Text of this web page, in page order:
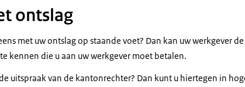
ontslag
met uw ontslag op staande voet? Dan kan uw werkgever
kennen die u aan uw werkgever moet betalen.
uitspraak van de kantonrechter? Dan kunt u hiertegen in